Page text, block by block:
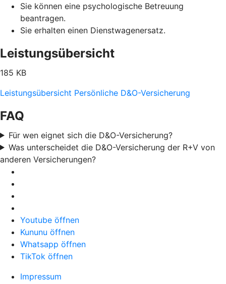
Sie können eine psychologische Betreuung
beantragen.
Sie erhalten einen Dienstwagenersatz.
Leistungsübersicht
185 KB
Leistungsübersicht Persönliche D&O-Versicherung
FAQ
Für wen eignet sich die D&O-Versicherung?
Was unterscheidet die D&O-Versicherung der R+V von
anderen Versicherungen?
Youtube öffnen
Kununu öffnen
Whatsapp öffnen
TikTok öffnen
Impressum